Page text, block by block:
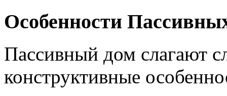
Особенности
Пассивный дом слагают
конструктивные